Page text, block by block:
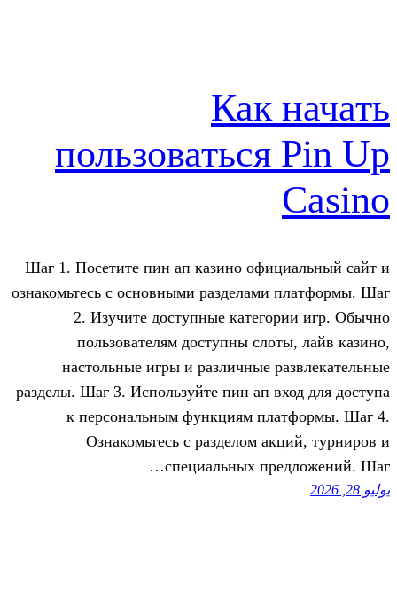
Как
Шаг 1. Посетите пин ап казино
ознакомьтесь с основными
2. Изучите доступные
пользователям доступны
настольные игры и различные
разделы. Шаг 3. Используйте пин ап
к персональным функциям
Ознакомьтесь с разделом
специальных